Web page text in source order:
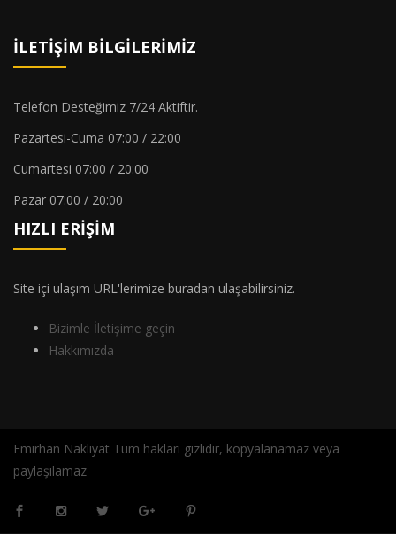
taşıma
eşya
evden
eve
İLETIŞIM BILGILERIMIZ
Telefon Desteğimiz 7/24 Aktiftir.
Pazartesi-Cuma 07:00 / 22:00
Cumartesi 07:00 / 20:00
Pazar 07:00 / 20:00
HIZLI ERIŞIM
Site içi ulaşım URL'lerimize buradan ulaşabilirsiniz.
Bizimle İletişime geçin
Hakkımızda
Emirhan Nakliyat Tüm hakları gizlidir, kopyalanamaz veya
paylaşılamaz